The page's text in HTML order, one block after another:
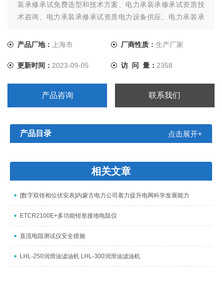
装承修承试免费选型和技术方案、电力承装承修承试资质技
术咨询、电力承装承修承试资质电力设备供应、电力承装承
人员培训等*服务。我司提供的所有承试设备，三年质保终身
产品厂地：上海市 厂商性质： 生产厂家
更新时间：2023-09-05 访 问 量： 2358
产品咨询 联系我们
产品目录 点击展开+
相关文章
[数字双钳相位伏安表]内蒙古电力公司着力提升电网科学发展能力
ETCR2100E+多功能钳形接地电阻仪
直流电阻测试仪安全措施
LHL-250润滑油滤油机 LHL-300润滑油滤油机